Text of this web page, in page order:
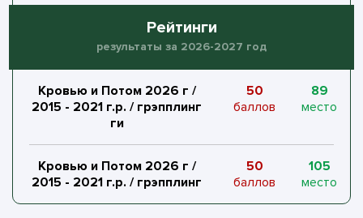
Рейтинги
результаты за 2026-2027 год
Кровью и Потом 2026 г /
2015 - 2021 г.р. / грэпплинг
ги
50
баллов
89
место
Кровью и Потом 2026 г /
2015 - 2021 г.р. / грэпплинг
50
баллов
105
место